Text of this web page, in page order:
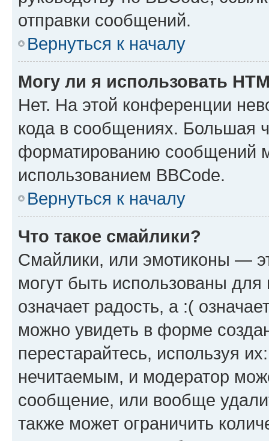
отправки сообщений.
Вернуться к началу
Могу ли я использовать
Нет. На этой конференции
кода в сообщениях. Большая
форматированию сообщений
использованием BBCode.
Вернуться к началу
Что такое смайлики?
Смайлики, или эмотиконы —
могут быть использованы
означает радость, а :(
можно увидеть в форме
перестарайтесь, используя
нечитаемым, и модератор
сообщение, или вообще
также может ограничить